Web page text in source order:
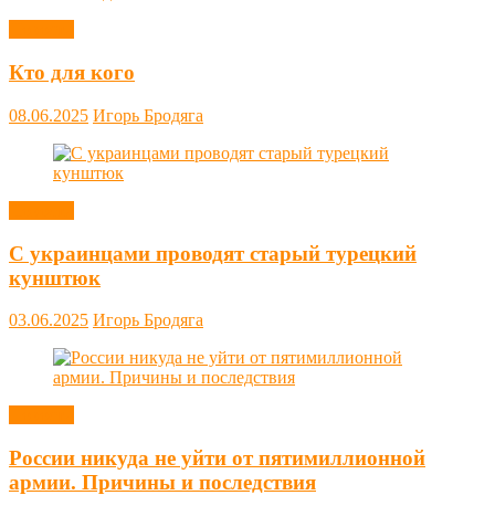
Кто для кого
08.06.2025 Игорь Бродяга
С украинцами проводят старый турецкий
кунштюк
03.06.2025 Игорь Бродяга
России никуда не уйти от пятимиллионной
армии. Причины и последствия